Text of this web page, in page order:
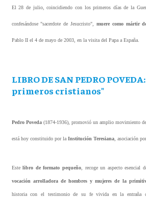
El 28 de julio, coincidiendo con los primeros días de la
confesándose "sacerdote de Jesucristo", muere como mártir
Pablo II el 4 de mayo de 2003, en la visita del Papa a España.
LIBRO DE SAN PEDRO
primeros cristianos"
Pedro Poveda (1874-1936), promovió un amplio movimiento
está hoy constituido por la Institución Teresiana, asociación
Estelibro de formato pequeño , recoge un aspecto esencial
vocación arrolladora de hombres y mujeres de la
historia con el testimonio de su fe vivida en la entraña